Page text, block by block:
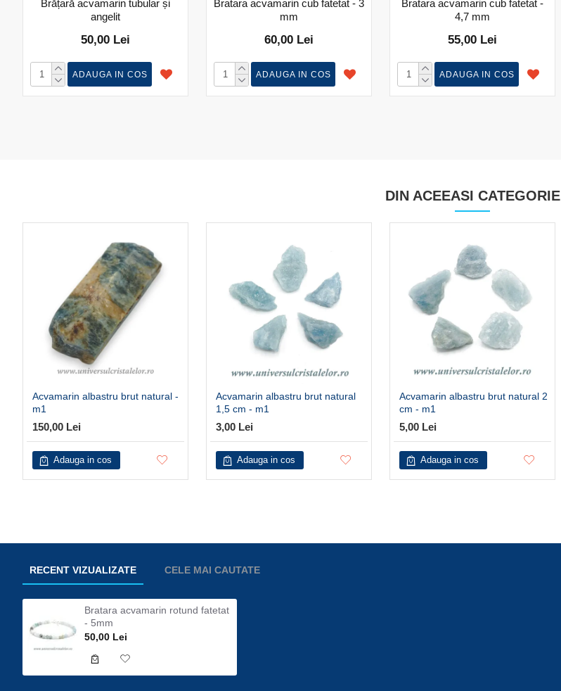
Brățară acvamarin tubular și
angelit
50,00 Lei
ADAUGA IN COS
Bratara acvamarin cub fatetat - 3
mm
60,00 Lei
ADAUGA IN COS
Bratara acvamarin cub fatetat -
4,7 mm
55,00 Lei
ADAUGA IN COS
DIN ACEEASI CATEGORIE
Acvamarin albastru brut natural -
m1
150,00 Lei
Adauga in cos
Acvamarin albastru brut natural
1,5 cm - m1
3,00 Lei
Adauga in cos
Acvamarin albastru brut natural 2
cm - m1
5,00 Lei
Adauga in cos
RECENT VIZUALIZATE CELE MAI CAUTATE
Bratara acvamarin rotund fatetat
- 5mm
50,00 Lei